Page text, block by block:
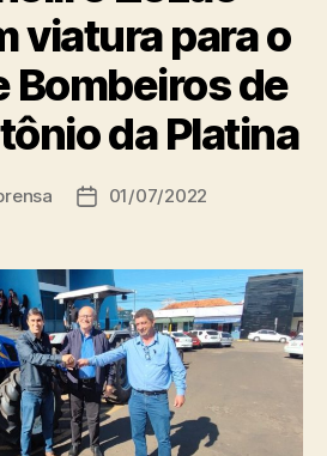
viatura para o
Bombeiros de
da Platina
Data01/07/2022